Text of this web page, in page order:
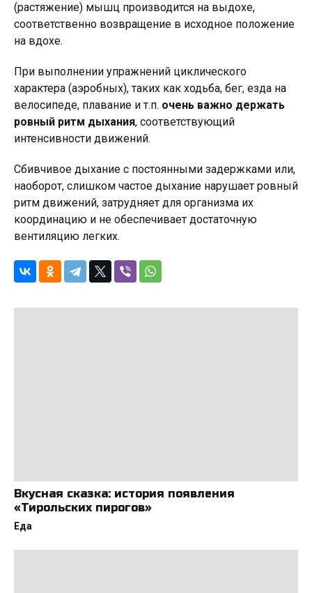
(растяжение) мышц производится на выдохе,
соответственно возвращение в исходное положение
на вдохе.
При выполнении упражнений циклического
характера (аэробных), таких как ходьба, бег, езда на
велосипеде, плавание и т.п. очень важно держать
ровный ритм дыхания, соответствующий
интенсивности движений.
Сбивчивое дыхание с постоянными задержками или,
наоборот, слишком частое дыхание нарушает ровный
ритм движений, затрудняет для организма их
координацию и не обеспечивает достаточную
вентиляцию легких.
Вкусная сказка: история появления
«Тирольских пирогов»
Еда